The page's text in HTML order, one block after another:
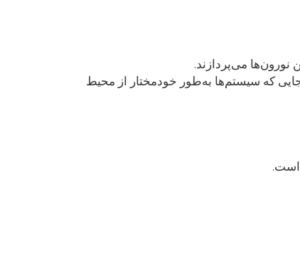
نورون‌ها می‌پردازند.
جایی که سیستم‌ها به‌طور خودمختار از محیط
است.